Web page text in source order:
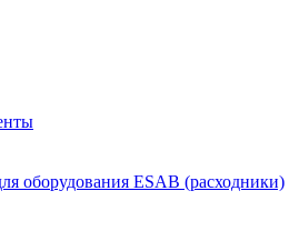
оборудования ESAB (расходники)